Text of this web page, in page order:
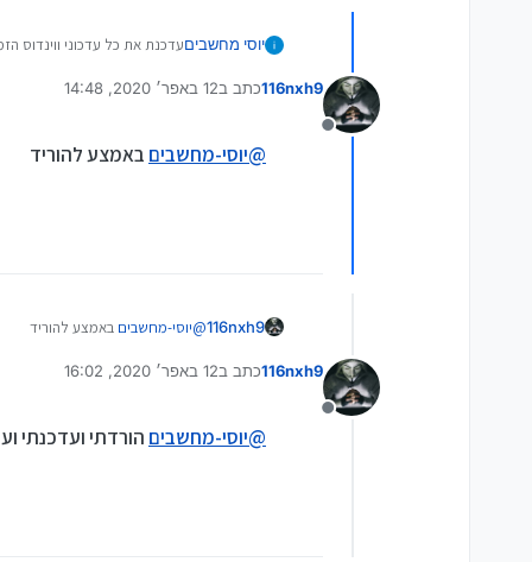
יוסי מחשביםעדכנת את כל עדכוני ווינדוס
מנותק
116nxh9כתב ב12 באפר׳ 2020, 14:48
נערך לאחרונה על ידי
@יוסי-מחשבים באמצע להוריד
116nxh9
@יוסי-מחשבים באמצע להוריד
מנותק
116nxh9כתב ב12 באפר׳ 2020, 16:02
נערך לאחרונה על ידי
@יוסי-מחשבים הורדתי ועדכנתי